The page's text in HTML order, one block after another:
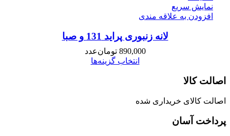
نمایش سریع
افزودن به علاقه مندی
لانه زنبوری پراید 131 و صبا
890,000 تومانعدد
انتخاب گزینه‌ها
اصالت کالا
اصالت کالای خریداری شده
پرداخت آسان